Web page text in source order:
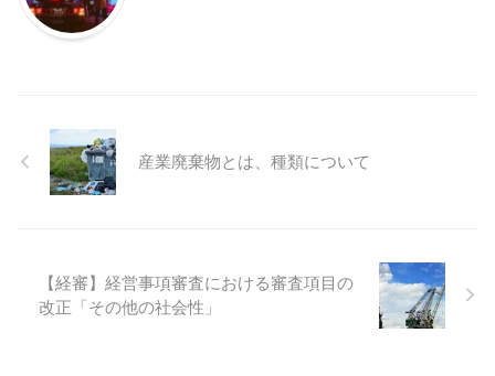
産業廃棄物とは、種類について
【経審】経営事項審査における審査項目の
改正「その他の社会性」